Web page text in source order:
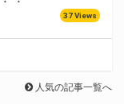
37 Views
人気の記事一覧へ